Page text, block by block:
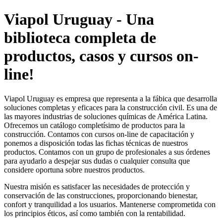
Viapol Uruguay - Una
biblioteca completa de
productos, casos y cursos on-
line!
Viapol Uruguay es empresa que representa a la fábica que desarrolla
soluciones completas y eficaces para la construcción civil. Es una de
las mayores industrias de soluciones químicas de América Latina.
Ofrecemos un catálogo completísimo de productos para la
construcción. Contamos con cursos on-line de capacitación y
ponemos a disposición todas las fichas técnicas de nuestros
productos. Contamos con un grupo de profesionales a sus órdenes
para ayudarlo a despejar sus dudas o cualquier consulta que
considere oportuna sobre nuestros productos.
Nuestra misión es satisfacer las necesidades de protección y
conservación de las construcciones, proporcionando bienestar,
confort y tranquilidad a los usuarios. Mantenerse comprometida con
los principios éticos, así como también con la rentabilidad.